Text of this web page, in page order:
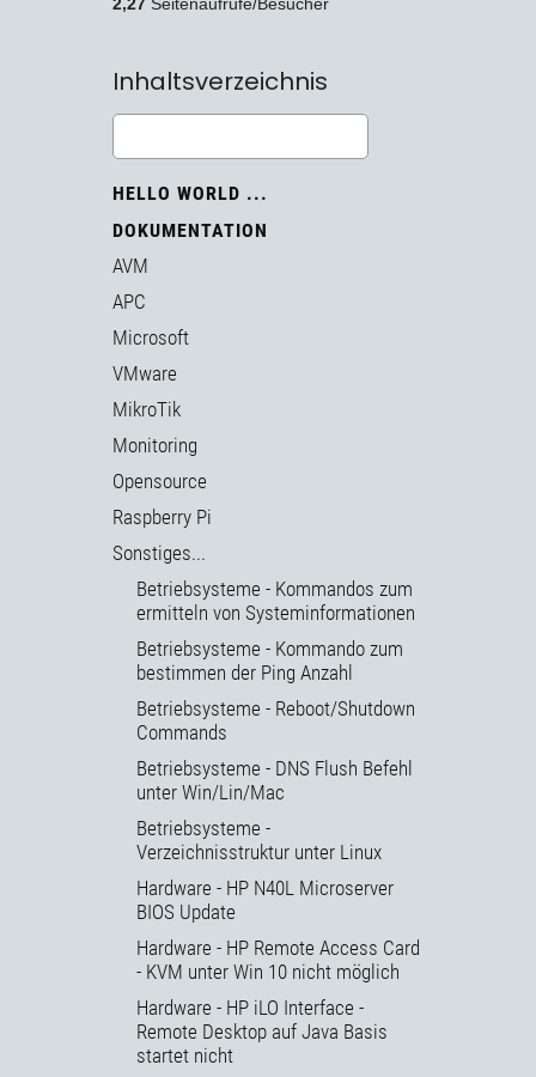
Inhaltsverzeichnis
HELLO WORLD ...
DOKUMENTATION
AVM
APC
Microsoft
VMware
MikroTik
Monitoring
Opensource
Raspberry Pi
Sonstiges...
Betriebsysteme - Kommandos zum
ermitteln von Systeminformationen
Betriebsysteme - Kommando zum
bestimmen der Ping Anzahl
Betriebsysteme - Reboot/Shutdown
Commands
Betriebsysteme - DNS Flush Befehl
unter Win/Lin/Mac
Betriebsysteme -
Verzeichnisstruktur unter Linux
Hardware - HP N40L Microserver
BIOS Update
Hardware - HP Remote Access Card
- KVM unter Win 10 nicht möglich
Hardware - HP iLO Interface -
Remote Desktop auf Java Basis
startet nicht